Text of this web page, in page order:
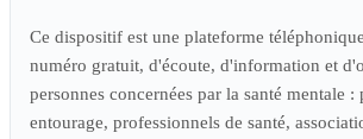
Ce dispositif est une plateforme
numéro gratuit, d'écoute, d'information et
personnes concernées par la santé mentale :
entourage, professionnels de santé,